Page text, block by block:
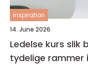
inspiration
14. June 2026
Ledelse kurs slik bygger du trygghet og
tydelige rammer